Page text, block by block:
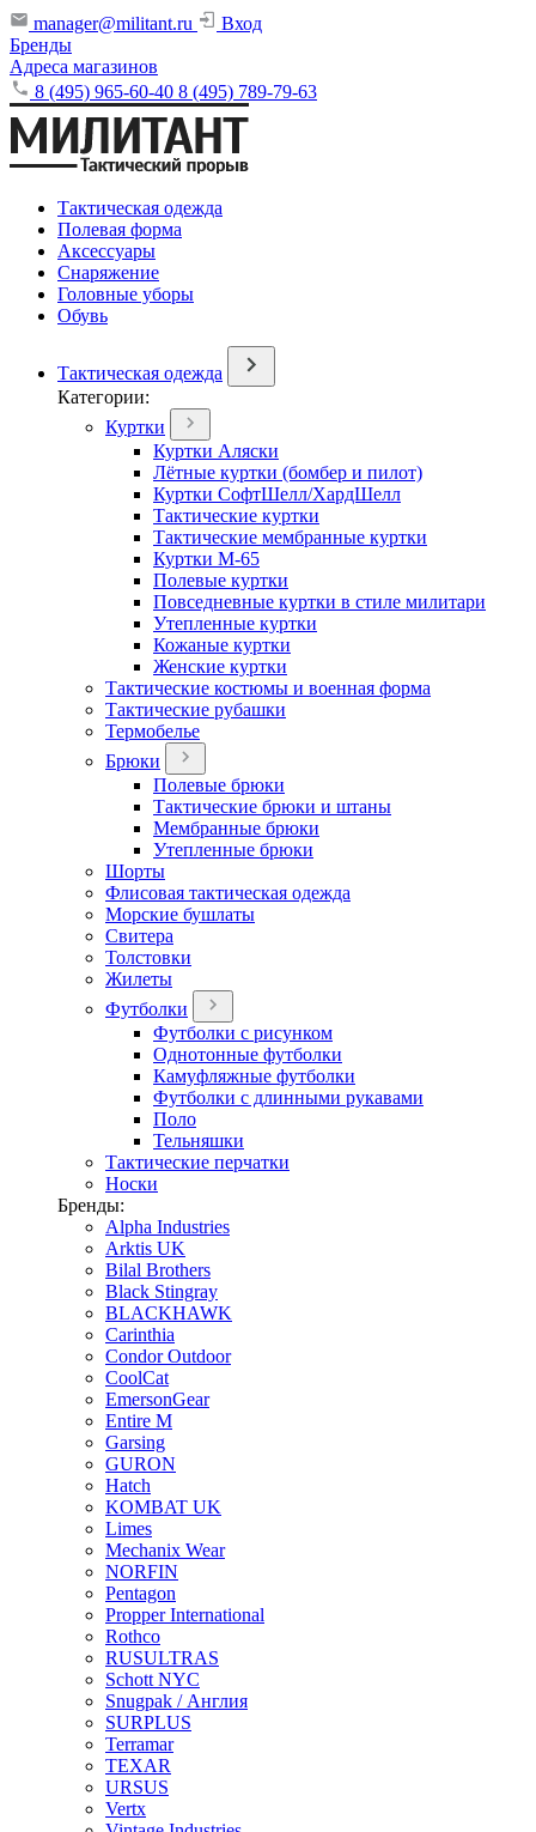
manager@militant.ru
Вход
Бренды
Адреса магазинов
8 (495) 965-60-40 8 (495) 789-79-63
Тактическая одежда
Полевая форма
Аксессуары
Снаряжение
Головные уборы
Обувь
Тактическая одежда
Категории:
Куртки
Куртки Аляски
Лётные куртки (бомбер и пилот)
Куртки СофтШелл/ХардШелл
Тактические куртки
Тактические мембранные куртки
Куртки М-65
Полевые куртки
Повседневные куртки в стиле милитари
Утепленные куртки
Кожаные куртки
Женские куртки
Тактические костюмы и военная форма
Тактические рубашки
Термобелье
Брюки
Полевые брюки
Тактические брюки и штаны
Мембранные брюки
Утепленные брюки
Шорты
Флисовая тактическая одежда
Морские бушлаты
Свитера
Толстовки
Жилеты
Футболки
Футболки с рисунком
Однотонные футболки
Камуфляжные футболки
Футболки с длинными рукавами
Поло
Тельняшки
Тактические перчатки
Носки
Бренды:
Alpha Industries
Arktis UK
Bilal Brothers
Black Stingray
BLACKHAWK
Carinthia
Condor Outdoor
CoolCat
EmersonGear
Entire M
Garsing
GURON
Hatch
KOMBAT UK
Limes
Mechanix Wear
NORFIN
Pentagon
Propper International
Rothco
RUSULTRAS
Schott NYC
Snugpak / Англия
SURPLUS
Terramar
TEXAR
URSUS
Vertx